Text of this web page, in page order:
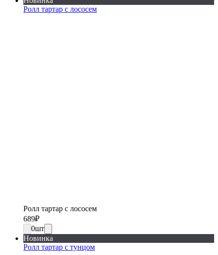
Ролл тартар с лососем
Ролл тартар с лососем
689₽
0шт
Новинка
Ролл тартар с тунцом